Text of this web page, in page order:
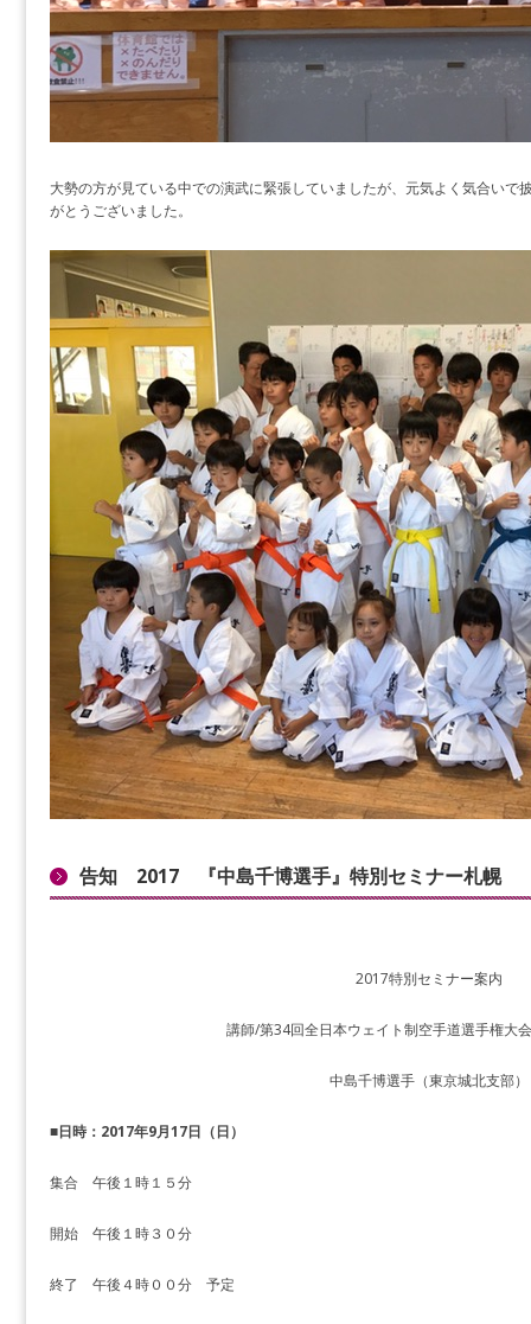
大勢の方が見ている中での演武に緊張していましたが、元気よく気合いで
がとうございました。
告知 2017 『中島千博選手』特別セミナー札幌
2017特別セミナー案内
講師/第34回全日本ウェイト制空手道選手権大
中島千博選手（東京城北支部）
■日時： 2017年9月17日（日）
集合 午後１時１５分
開始 午後１時３０分
終了 午後４時００分 予定